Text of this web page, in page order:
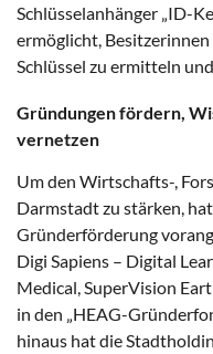
Schlüsselanhänger „ID-
ermöglicht,
Schlüssel zu ermitteln
Gründungen fördern,
vernetzen
Um den Wirtschafts-,
Darmstadt zu stärken,
Gründerförderung
Digi Sapiens – Digital
Medical, SuperVision
in den „HEAG-
hinaus hat die